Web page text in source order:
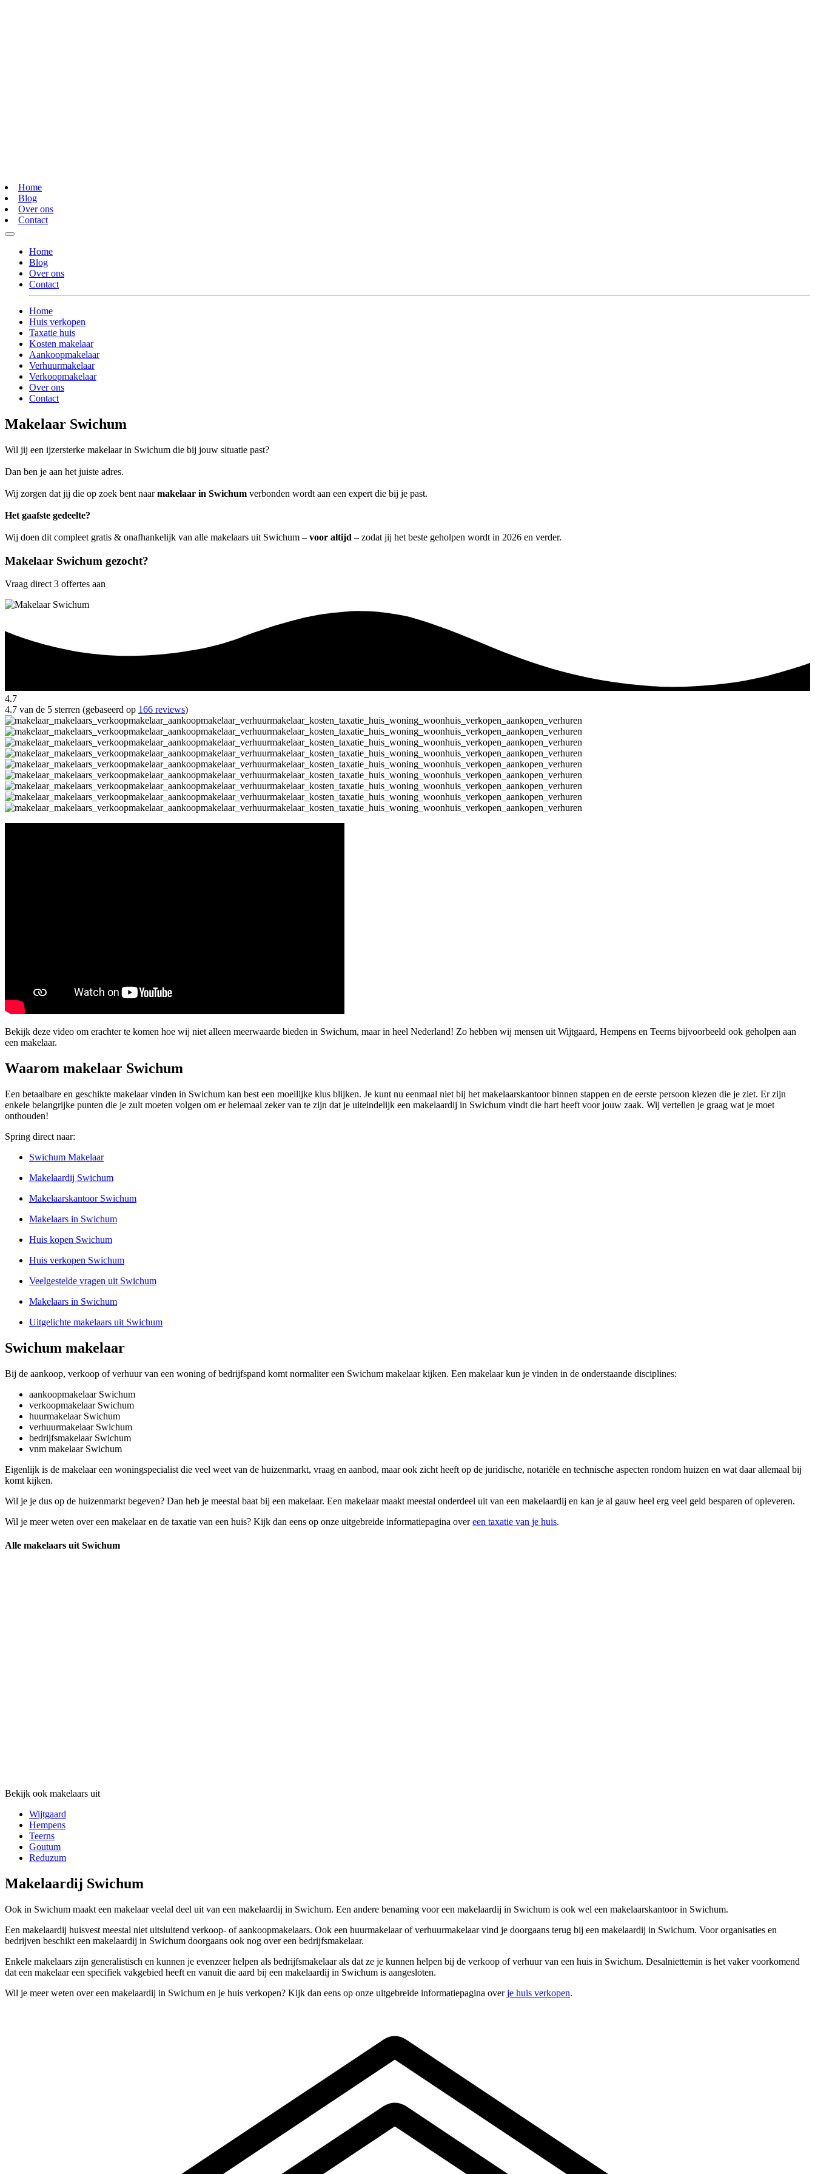
Home
Blog
Over ons
Contact
Home
Blog
Over ons
Contact
Home
Huis verkopen
Taxatie huis
Kosten makelaar
Aankoopmakelaar
Verhuurmakelaar
Verkoopmakelaar
Over ons
Contact
Makelaar Swichum
Wil jij een ijzersterke makelaar in Swichum die bij jouw situatie past?
Dan ben je aan het juiste adres.
Wij zorgen dat jij die op zoek bent naarmakelaar in Swichum verbonden wordt aan een expert die bij je past.
Het gaafste gedeelte?
Wij doen dit compleet gratis & onafhankelijk van alle makelaars uit Swichum – voor altijd – zodat jij het beste geholpen wordt in 2026 en verder.
Makelaar Swichum gezocht?
Vraag direct 3 offertes aan
4.7
4.7 van de 5 sterren (gebaseerd op 166 reviews)
Bekijk deze video om erachter te komen hoe wij niet alleen meerwaarde bieden in Swichum, maar in heel Nederland! Zo hebben wij mensen uit Wijtgaard, Hempens en Teerns bijvoorbeeld ook geholpen aan
een makelaar.
Waarom makelaar Swichum
Een betaalbare en geschikte makelaar vinden in Swichum kan best een moeilijke klus blijken. Je kunt nu eenmaal niet bij het makelaarskantoor binnen stappen en de eerste persoon kiezen die je ziet. Er zijn
enkele belangrijke punten die je zult moeten volgen om er helemaal zeker van te zijn dat je uiteindelijk een makelaardij in Swichum vindt die hart heeft voor jouw zaak. Wij vertellen je graag wat je moet
onthouden!
Spring direct naar:
Swichum Makelaar
Makelaardij Swichum
Makelaarskantoor Swichum
Makelaars in Swichum
Huis kopen Swichum
Huis verkopen Swichum
Veelgestelde vragen uit Swichum
Makelaars in Swichum
Uitgelichte makelaars uit Swichum
Swichum makelaar
Bij de aankoop, verkoop of verhuur van een woning of bedrijfspand komt normaliter een Swichum makelaar kijken. Een makelaar kun je vinden in de onderstaande disciplines:
aankoopmakelaar Swichum
verkoopmakelaar Swichum
huurmakelaar Swichum
verhuurmakelaar Swichum
bedrijfsmakelaar Swichum
vnm makelaar Swichum
Eigenlijk is de makelaar een woningspecialist die veel weet van de huizenmarkt, vraag en aanbod, maar ook zicht heeft op de juridische, notariële en technische aspecten rondom huizen en wat daar allemaal bij
komt kijken.
Wil je je dus op de huizenmarkt begeven? Dan heb je meestal baat bij een makelaar. Een makelaar maakt meestal onderdeel uit van een makelaardij en kan je al gauw heel erg veel geld besparen of opleveren.
Wil je meer weten over een makelaar en de taxatie van een huis? Kijk dan eens op onze uitgebreide informatiepagina overeen taxatie van je huis.
Alle makelaars uit Swichum
Bekijk ook makelaars uit
Wijtgaard
Hempens
Teerns
Goutum
Reduzum
Makelaardij Swichum
Ook in Swichum maakt een makelaar veelal deel uit van een makelaardij in Swichum. Een andere benaming voor een makelaardij in Swichum is ook wel een makelaarskantoor in Swichum.
Een makelaardij huisvest meestal niet uitsluitend verkoop- of aankoopmakelaars. Ook een huurmakelaar of verhuurmakelaar vind je doorgaans terug bij een makelaardij in Swichum. Voor organisaties en
bedrijven beschikt een makelaardij in Swichum doorgaans ook nog over een bedrijfsmakelaar.
Enkele makelaars zijn generalistisch en kunnen je evenzeer helpen als bedrijfsmakelaar als dat ze je kunnen helpen bij de verkoop of verhuur van een huis in Swichum. Desalniettemin is het vaker voorkomend
dat een makelaar een specifiek vakgebied heeft en vanuit die aard bij een makelaardij in Swichum is aangesloten.
Wil je meer weten over een makelaardij in Swichum en je huis verkopen? Kijk dan eens op onze uitgebreide informatiepagina overje huis verkopen.